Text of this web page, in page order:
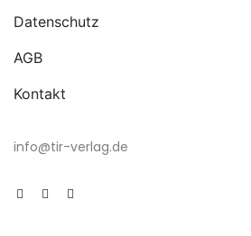
Datenschutz
AGB
Kontakt
info@tir-verlag.de